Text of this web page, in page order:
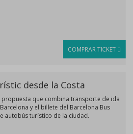
COMPRAR TICKET
desde la Costa
propuesta que combina transporte de ida
y el billete del Barcelona Bus
autobús turístico de la ciudad.